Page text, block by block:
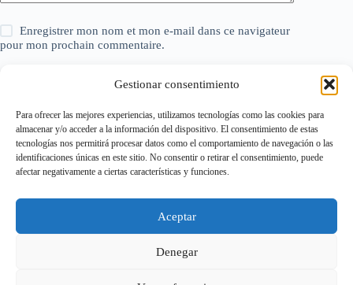
Gestionar consentimiento
Para ofrecer las mejores experiencias, utilizamos tecnologías como las cookies para
almacenar y/o acceder a la información del dispositivo. El consentimiento de estas
tecnologías nos permitirá procesar datos como el comportamiento de navegación o las
identificaciones únicas en este sitio. No consentir o retirar el consentimiento, puede
afectar negativamente a ciertas características y funciones.
Aceptar
Denegar
Enregistrer mon nom et mon e-mail dans ce navigateur
pour mon prochain commentaire.
Laisser un commentaire
Politique relative aux cookies
Politique de confidentialité
Conditions Générales d’Utilisation (CGU)
À propos de nous
FAQ – Foire aux questions